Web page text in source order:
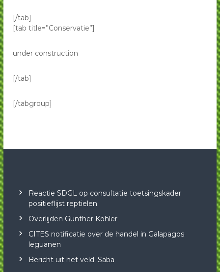
[/tab]
[tab title=”Conservatie”]
under construction
[/tab]
[/tabgroup]
Reactie SDGL op consultatie toetsingskader
positieflijst reptielen
Overlijden Gunther Köhler
CITES notificatie over de handel in Galapagos
leguanen
Bericht uit het veld: Saba